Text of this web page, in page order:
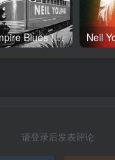
Neil Young – Vampire Blues (Live) – Single(054391239303)【24bit／96.0kHz】土耳其区
请登录后发表评论